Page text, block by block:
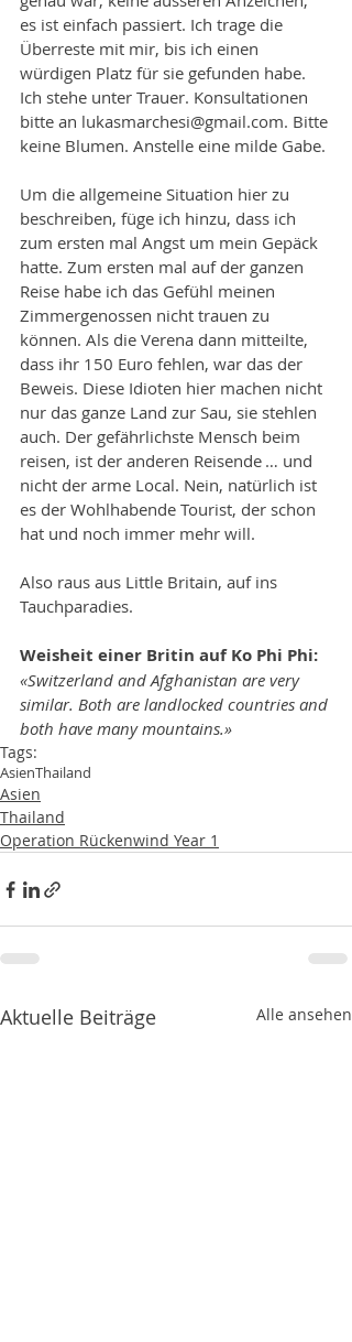
es ist einfach passiert. Ich trage die
Überreste mit mir, bis ich einen
würdigen Platz für sie gefunden habe.
Ich stehe unter Trauer. Konsultationen
bitte an lukasmarchesi@gmail.com. Bitte
keine Blumen. Anstelle eine milde Gabe.
Um die allgemeine Situation hier zu
beschreiben, füge ich hinzu, dass ich
zum ersten mal Angst um mein Gepäck
hatte. Zum ersten mal auf der ganzen
Reise habe ich das Gefühl meinen
Zimmergenossen nicht trauen zu
können. Als die Verena dann mitteilte,
dass ihr 150 Euro fehlen, war das der
Beweis. Diese Idioten hier machen nicht
nur das ganze Land zur Sau, sie stehlen
auch. Der gefährlichste Mensch beim
reisen, ist der anderen Reisende … und
nicht der arme Local. Nein, natürlich ist
es der Wohlhabende Tourist, der schon
hat und noch immer mehr will.
Also raus aus Little Britain, auf ins
Tauchparadies.
Weisheit einer Britin auf Ko Phi Phi:
«Switzerland and Afghanistan are very
similar. Both are landlocked countries and
both have many mountains.»
Tags:
AsienThailand
Asien
Thailand
Operation Rückenwind Year 1
Aktuelle Beiträge Alle ansehen